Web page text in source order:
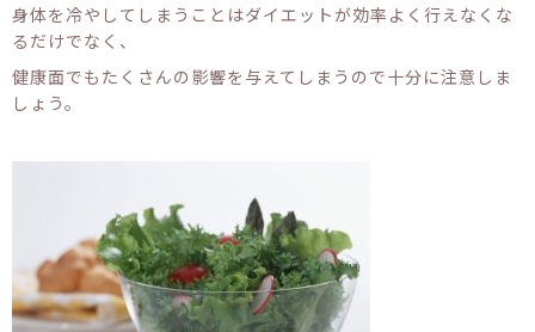
身体を冷やしてしまうことはダイエットが効率よく行えなくな
るだけでなく、
健康面でもたくさんの影響を与えてしまうので十分に注意しま
しょう。